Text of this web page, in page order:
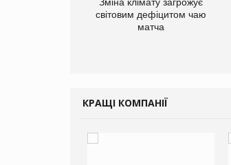
світовим дефіцитом чаю
матча
КРАЩІ КОМПАНІЇ